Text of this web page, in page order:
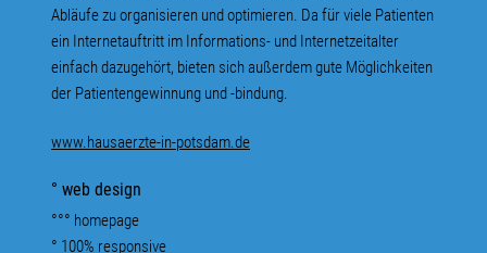
Abläufe zu organisieren und optimieren. Da für viele Patienten
ein Internetauftritt im Informations- und Internetzeitalter
einfach dazugehört, bieten sich außerdem gute Möglichkeiten
der Patientengewinnung und -bindung.
www.hausaerzte-in-potsdam.de
° web design
°°° homepage
° 100% responsive